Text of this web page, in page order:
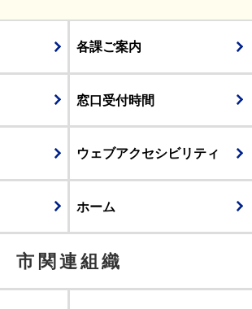
各課ご案内
窓口受付時間
ウェブアクセシビリティ
ホーム
市関連組織